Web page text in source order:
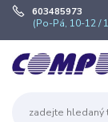
603485973
(Po-Pá, 10-12 /